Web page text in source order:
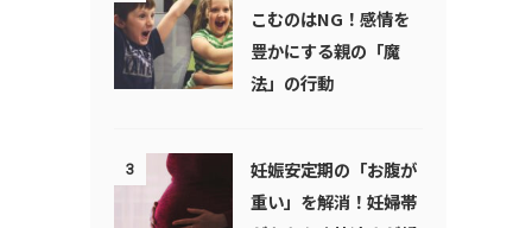
こむのはNG！感情を
豊かにする親の「魔
法」の行動
3
妊娠安定期の「お腹が
重い」を解消！妊婦帯